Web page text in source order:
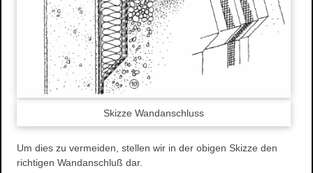
Förderprogramme
Richtiges Lüften
Aussenanlage / Sockel-Wandanschluss
Kontakt
Anfahrtsweg
Datenschutz
Skizze Wandanschluss
Um dies zu vermeiden, stellen wir in der obigen Skizze den
richtigen Wandanschluß dar.